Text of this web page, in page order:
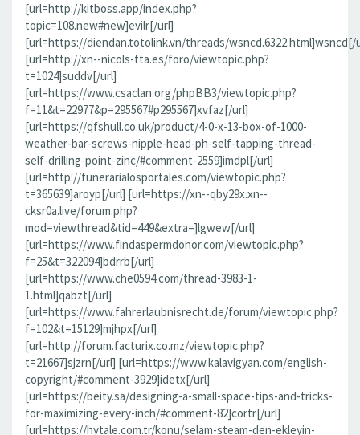
[url=http://kitboss.app/index.php?
topic=108.new#new]evilr[/url]
[url=https://diendan.totolink.vn/threads/wsncd.6322.html]wsncd[/
[url=http://xn--nicols-tta.es/foro/viewtopic.php?
t=1024]suddv[/url]
[url=https://www.csaclan.org/phpBB3/viewtopic.php?
f=11&t=22977&p=295567#p295567]xvfaz[/url]
[url=https://qfshull.co.uk/product/4-0-x-13-box-of-1000-
weather-bar-screws-nipple-head-ph-self-tapping-thread-
self-drilling-point-zinc/#comment-2559]imdpl[/url]
[url=http://funerarialosportales.com/viewtopic.php?
t=365639]aroyp[/url] [url=https://xn--qby29x.xn--
cksr0a.live/forum.php?
mod=viewthread&tid=449&extra=]lgwew[/url]
[url=https://www.findaspermdonor.com/viewtopic.php?
f=25&t=322094]bdrrb[/url]
[url=https://www.che0594.com/thread-3983-1-
1.html]qabzt[/url]
[url=https://www.fahrerlaubnisrecht.de/forum/viewtopic.php?
f=102&t=15129]mjhpx[/url]
[url=http://forum.facturix.co.mz/viewtopic.php?
t=21667]sjzrn[/url] [url=https://www.kalavigyan.com/english-
copyright/#comment-3929]idetx[/url]
[url=https://beity.sa/designing-a-small-space-tips-and-tricks-
for-maximizing-every-inch/#comment-82]cortr[/url]
[url=https://hytale.com.tr/konu/selam-steam-den-ekleyin-